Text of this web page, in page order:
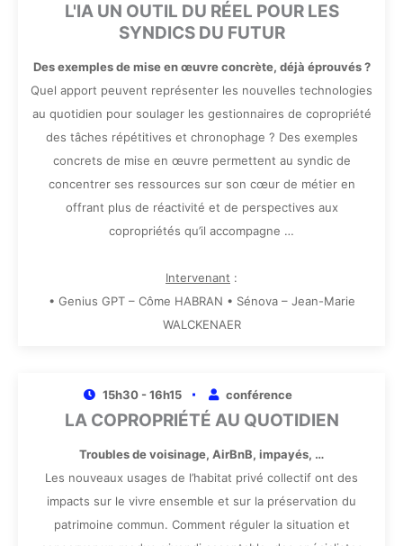
L'IA UN OUTIL DU RÉEL POUR LES
SYNDICS DU FUTUR
Des exemples de mise en œuvre concrète, déjà éprouvés ?
Quel apport peuvent représenter les nouvelles technologies
au quotidien pour soulager les gestionnaires de copropriété
des tâches répétitives et chronophage ? Des exemples
concrets de mise en œuvre permettent au syndic de
concentrer ses ressources sur son cœur de métier en
offrant plus de réactivité et de perspectives aux
copropriétés qu’il accompagne …
Intervenant :
• Genius GPT – Côme HABRAN • Sénova – Jean-Marie
WALCKENAER
15h30 - 16h15 conférence
LA COPROPRIÉTÉ AU QUOTIDIEN
Troubles de voisinage, AirBnB, impayés, …
Les nouveaux usages de l’habitat privé collectif ont des
impacts sur le vivre ensemble et sur la préservation du
patrimoine commun. Comment réguler la situation et